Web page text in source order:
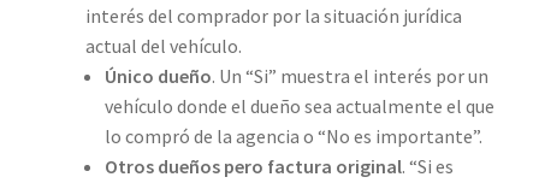
interés del comprador por la situación jurídica
actual del vehículo.
Único dueño. Un “Si” muestra el interés por un
vehículo donde el dueño sea actualmente el que
lo compró de la agencia o “No es importante”.
Otros dueños pero factura original. “Si es